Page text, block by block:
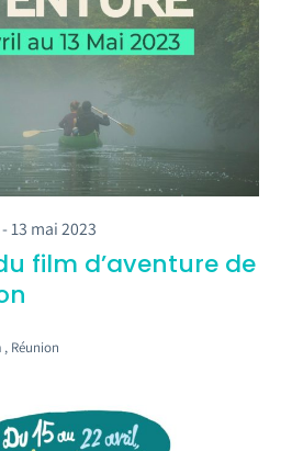
-13 mai 2023
film d’aventure de
, Réunion